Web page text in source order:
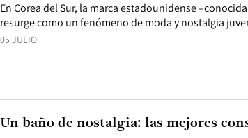
05 JULIO
En Corea del Sur, la marca estadounidense
resurge como un fenómeno de moda y nostalgia
Un baño de nostalgia: las mejores